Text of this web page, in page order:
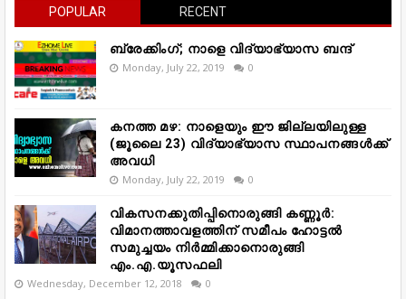
POPULAR RECENT
ബ്രേക്കിംഗ്; നാളെ വിദ്യാഭ്യാസ ബന്ദ്
Monday, July 22, 2019 0
കനത്ത മഴ: നാളെയും ഈ ജില്ലയിലുള്ള
(ജൂലൈ 23) വിദ്യാഭ്യാസ സ്ഥാപനങ്ങൾക്ക്
അവധി
Monday, July 22, 2019 0
വികസനക്കുതിപ്പിനൊരുങ്ങി കണ്ണൂർ:
വിമാനത്താവളത്തിന് സമീപം ഹോട്ടൽ
സമുച്ചയം നിർമ്മിക്കാനൊരുങ്ങി
എം.എ.യൂസഫലി
Wednesday, December 12, 2018 0